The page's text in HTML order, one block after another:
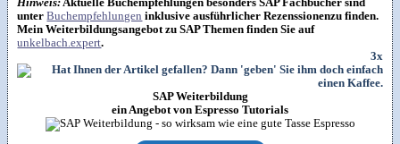
Hinweis:Aktuelle Buchempfehlungen besonders SAP Fachbücher sind
unterBuchempfehlungen inklusive ausführlicher Rezenssionenzu finden.
Mein Weiterbildungsangebot zu SAP Themen finden Sie auf
unkelbach.expert.
3x
SAP Weiterbildung
ein Angebot von Espresso Tutorials